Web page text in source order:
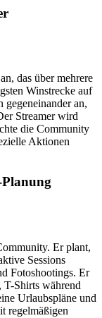
das über mehrere
Winstrecke auf
gegeneinander an,
Streamer wird
die Community
Aktionen
Er plant,
Sessions
Fotoshootings. Er
T-Shirts während
Urlaubspläne und
regelmäßigen